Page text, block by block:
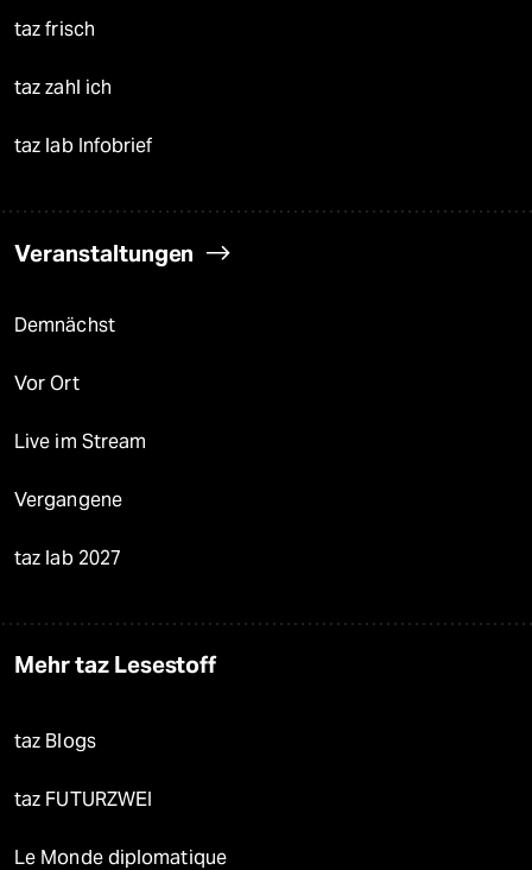
taz frisch
taz zahl ich
taz lab Infobrief
Veranstaltungen
Demnächst
Vor Ort
Live im Stream
Vergangene
taz lab 2027
Mehr taz Lesestoff
taz Blogs
taz FUTURZWEI
Le Monde diplomatique